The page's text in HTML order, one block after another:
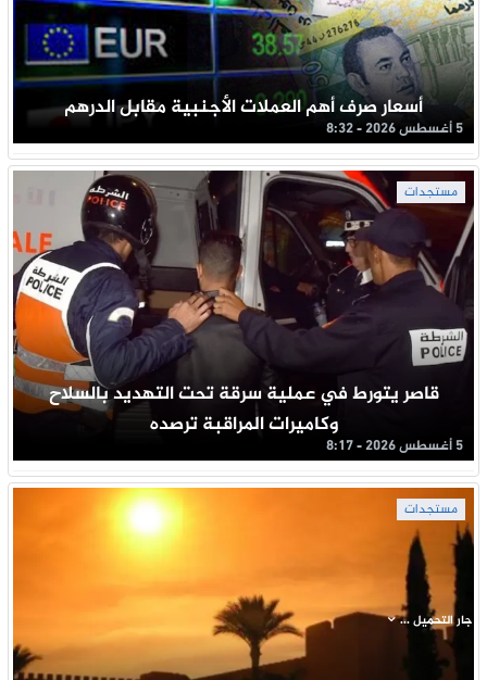
أسعار صرف أهم العملات الأجنبية مقابل الدرهم
5 أغسطس 2026 - 8:32
مستجدات
قاصر يتورط في عملية سرقة تحت التهديد بالسلاح
وكاميرات المراقبة ترصده
5 أغسطس 2026 - 8:17
مستجدات
جار التحميل ...